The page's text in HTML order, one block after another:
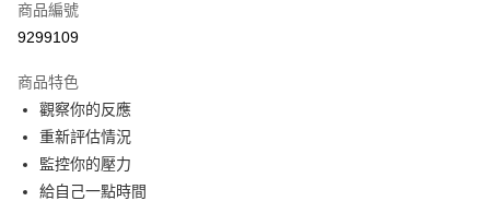
LINE Pay
街口支付
悠遊付
ATM付款
商品編號
9299109
商品特色
觀察你的反應
重新評估情況
監控你的壓力
給自己一點時間